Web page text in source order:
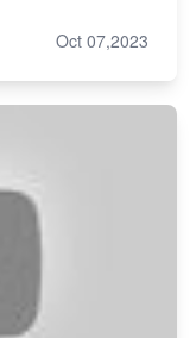
Oct 07,2023